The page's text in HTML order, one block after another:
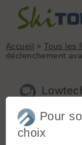
Accueil >Tous les
déclenchement
Pour
choix